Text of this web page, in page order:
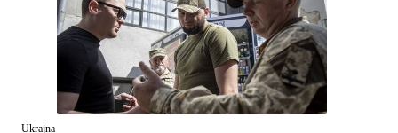
Ukrajna